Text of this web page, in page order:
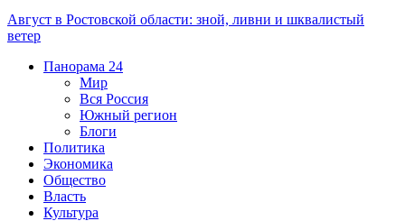
Август в Ростовской области: зной, ливни и шквалистый
ветер
Панорама 24
Мир
Вся Россия
Южный регион
Блоги
Политика
Экономика
Общество
Власть
Культура